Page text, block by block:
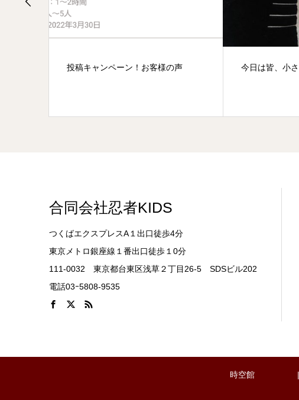
今日は皆、小さい子！！ 過去最高
合同会社忍者KIDS
つくばエクスプレスA１出口徒歩4分
東京メトロ銀座線１番出口徒歩１0分
111-0032 東京都台東区浅草２丁目26-5 SDSビル202
電話03ｰ5808-9535
時空館